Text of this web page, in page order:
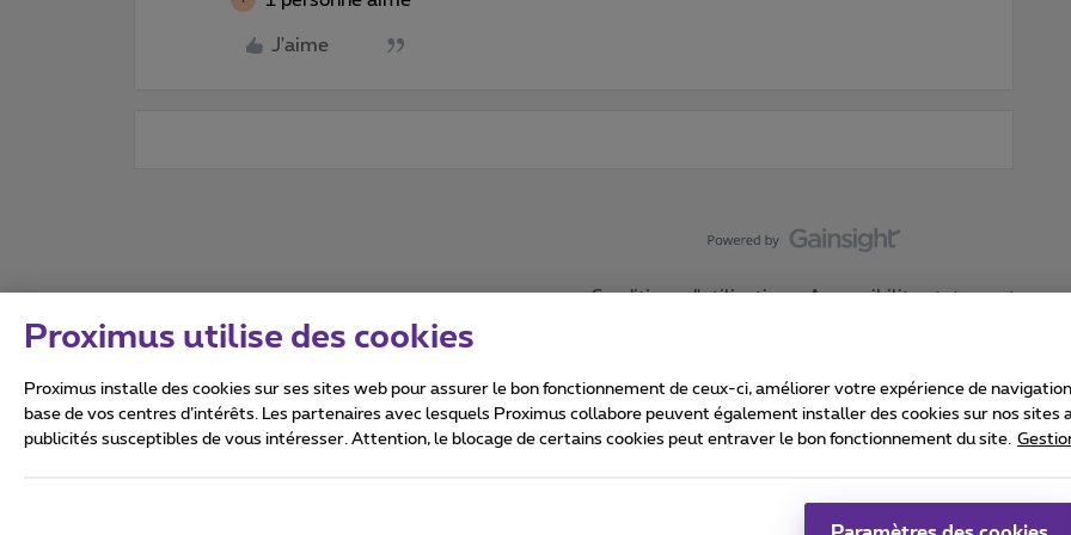
J'aime
Conditions d'utilisation Accessibility statement
Tous droits réservés. ©2026Proximus
Proximus utilise des cookies
Proximus installe des cookies sur ses sites web pour assurer le bon fonctionnement de ceux-ci, améliorer votre expérience de
base de vos centres d’intérêts. Les partenaires avec lesquels Proximus collabore peuvent également installer des cookies sur nos sites
publicités susceptibles de vous intéresser. Attention, le blocage de certains cookies peut entraver le bon fonctionnement du site.